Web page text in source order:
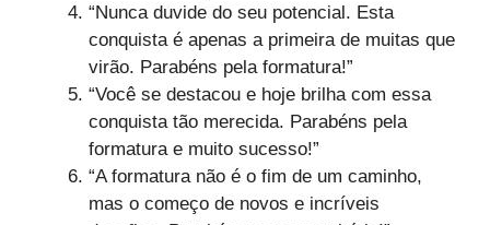
“Nunca duvide do seu potencial. Esta
conquista é apenas a primeira de muitas que
virão. Parabéns pela formatura!”
“Você se destacou e hoje brilha com essa
conquista tão merecida. Parabéns pela
formatura e muito sucesso!”
“A formatura não é o fim de um caminho,
mas o começo de novos e incríveis